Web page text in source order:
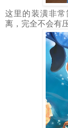
这里的装潢非
离，完全不会有